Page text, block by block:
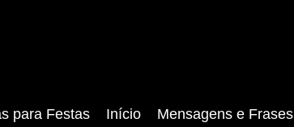
para Festas Início Mensagens e Frases